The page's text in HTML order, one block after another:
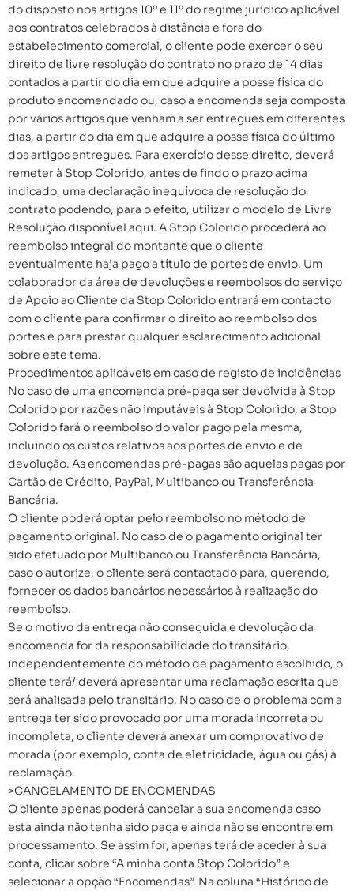
do disposto nos artigos 10º e 11º do regime jurídico aplicável
aos contratos celebrados à distância e fora do
estabelecimento comercial, o cliente pode exercer o seu
direito de livre resolução do contrato no prazo de 14 dias
contados a partir do dia em que adquire a posse física do
produto encomendado ou, caso a encomenda seja composta
por vários artigos que venham a ser entregues em diferentes
dias, a partir do dia em que adquire a posse física do último
dos artigos entregues. Para exercício desse direito, deverá
remeter à Stop Colorido, antes de findo o prazo acima
indicado, uma declaração inequívoca de resolução do
contrato podendo, para o efeito, utilizar o modelo de Livre
Resolução disponível aqui. A Stop Colorido procederá ao
reembolso integral do montante que o cliente
eventualmente haja pago a título de portes de envio. Um
colaborador da área de devoluções e reembolsos do serviço
de Apoio ao Cliente da Stop Colorido entrará em contacto
com o cliente para confirmar o direito ao reembolso dos
portes e para prestar qualquer esclarecimento adicional
sobre este tema.
Procedimentos aplicáveis em caso de registo de incidências
No caso de uma encomenda pré-paga ser devolvida à Stop
Colorido por razões não imputáveis à Stop Colorido, a Stop
Colorido fará o reembolso do valor pago pela mesma,
incluindo os custos relativos aos portes de envio e de
devolução. As encomendas pré-pagas são aquelas pagas por
Cartão de Crédito, PayPal, Multibanco ou Transferência
Bancária.
O cliente poderá optar pelo reembolso no método de
pagamento original. No caso de o pagamento original ter
sido efetuado por Multibanco ou Transferência Bancária,
caso o autorize, o cliente será contactado para, querendo,
fornecer os dados bancários necessários à realização do
reembolso.
Se o motivo da entrega não conseguida e devolução da
encomenda for da responsabilidade do transitário,
independentemente do método de pagamento escolhido, o
cliente terá/ deverá apresentar uma reclamação escrita que
será analisada pelo transitário. No caso de o problema com a
entrega ter sido provocado por uma morada incorreta ou
incompleta, o cliente deverá anexar um comprovativo de
morada (por exemplo, conta de eletricidade, água ou gás) à
reclamação.
>CANCELAMENTO DE ENCOMENDAS
O cliente apenas poderá cancelar a sua encomenda caso
esta ainda não tenha sido paga e ainda não se encontre em
processamento. Se assim for, apenas terá de aceder à sua
conta, clicar sobre “A minha conta Stop Colorido” e
selecionar a opção “Encomendas”. Na coluna “Histórico de